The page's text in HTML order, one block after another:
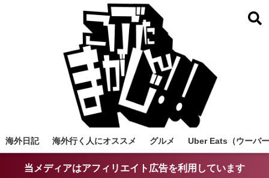
海外日記 海外行く人にオススメ グルメ Uber Eats（ウーバ
当メディアはアフィリエイト広告を利用しています